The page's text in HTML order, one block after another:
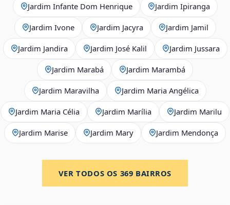
Jardim Infante Dom Henrique Jardim Ipiranga
Jardim Ivone Jardim Jacyra Jardim Jamil
Jardim Jandira Jardim José Kalil Jardim Jussara
Jardim Marabá Jardim Marambá
Jardim Maravilha Jardim Maria Angélica
Jardim Maria Célia Jardim Marília Jardim Marilu
Jardim Marise Jardim Mary Jardim Mendonça
VER TODOS OS 369 BAIRROS